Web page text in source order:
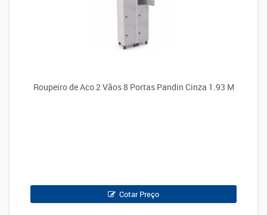
Roupeiro de Aco 2 Vãos 8 Portas Pandin Cinza 1.93 M
Cotar Preço